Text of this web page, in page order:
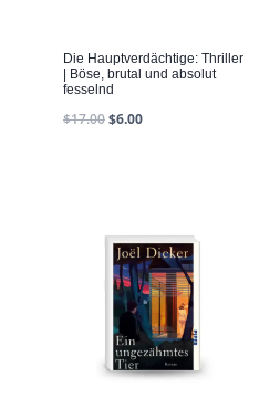
Die Hauptverdächtige: Thriller
| Böse, brutal und absolut
fesselnd
$17.00$6.00